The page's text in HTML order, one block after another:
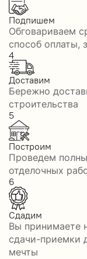
Подпишем
Обговариваем
способ оплаты,
4
Доставим
Бережно
строительства
5
Построим
Проведем
отделочных
6
Сдадим
Вы принимаете
сдачи-приемки
мечты